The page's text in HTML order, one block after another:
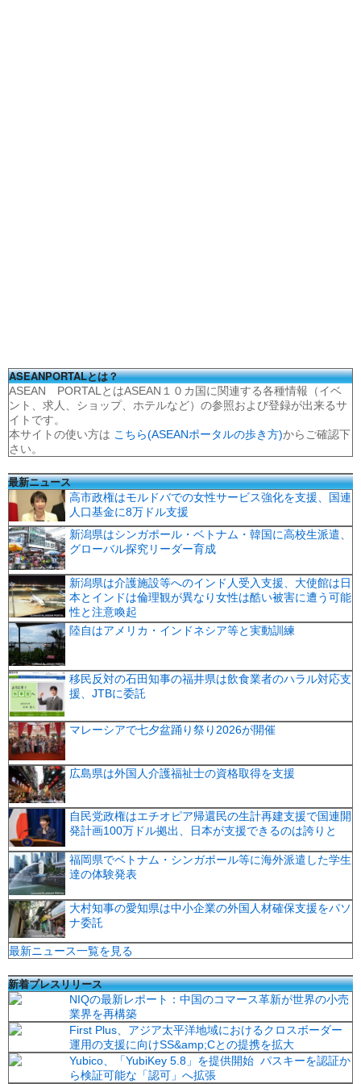
ASEANPORTALとは？
ASEAN PORTALとはASEAN１０カ国に関連する各種情報（イベ
ント、求人、ショップ、ホテルなど）の参照および登録が出来るサ
イトです。
本サイトの使い方は こちら(ASEANポータルの歩き方)からご確認下
さい。
最新ニュース
高市政権はモルドバでの女性サービス強化を支援、国連
人口基金に8万ドル支援
新潟県はシンガポール・ベトナム・韓国に高校生派遣、
グローバル探究リーダー育成
新潟県は介護施設等へのインド人受入支援、大使館は日
本とインドは倫理観が異なり女性は酷い被害に遭う可能
性と注意喚起
陸自はアメリカ・インドネシア等と実動訓練
移民反対の石田知事の福井県は飲食業者のハラル対応支
援、JTBに委託
マレーシアで七夕盆踊り祭り2026が開催
広島県は外国人介護福祉士の資格取得を支援
自民党政権はエチオピア帰還民の生計再建支援で国連開
発計画100万ドル拠出、日本が支援できるのは誇りと
福岡県でベトナム・シンガポール等に海外派遣した学生
達の体験発表
大村知事の愛知県は中小企業の外国人材確保支援をパソ
ナ委託
最新ニュース一覧を見る
新着プレスリリース
NIQの最新レポート：中国のコマース革新が世界の小売
業界を再構築
First Plus、アジア太平洋地域におけるクロスボーダー
運用の支援に向けSS&amp;Cとの提携を拡大
Yubico、「YubiKey 5.8」を提供開始 パスキーを認証か
ら検証可能な「認可」へ拡張